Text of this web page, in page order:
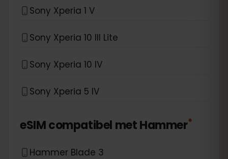
Sony Xperia 1 V
Sony Xperia 10 III Lite
Sony Xperia 10 IV
Sony Xperia 5 IV
eSIM compatibel metHammer*
Hammer Blade 3